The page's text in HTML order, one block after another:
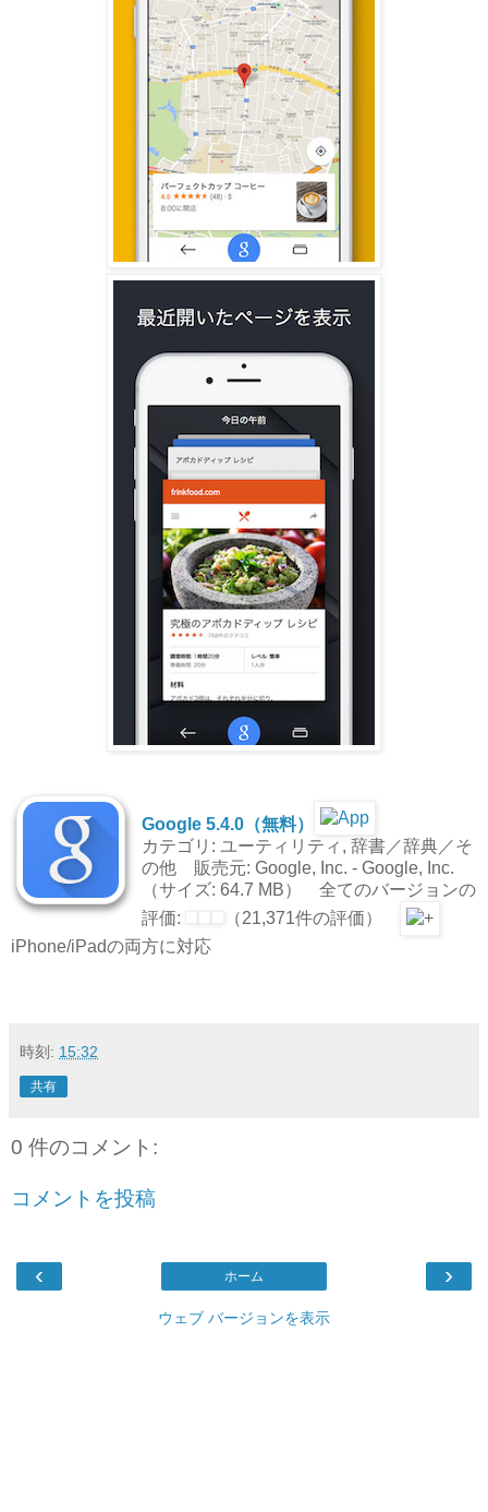
Google 5.4.0（無料）
カテゴリ: ユーティリティ, 辞書／辞典／そ
の他 販売元: Google, Inc. - Google, Inc.
（サイズ: 64.7 MB） 全てのバージョンの
評価:
（21,371件の評価）
iPhone/iPadの両方に対応
時刻: 15:32
共有
0 件のコメント:
コメントを投稿
‹ ›
ホーム
ウェブ バージョンを表示